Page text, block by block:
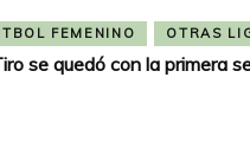
FEMENINO OTRAS
se quedó con la primera